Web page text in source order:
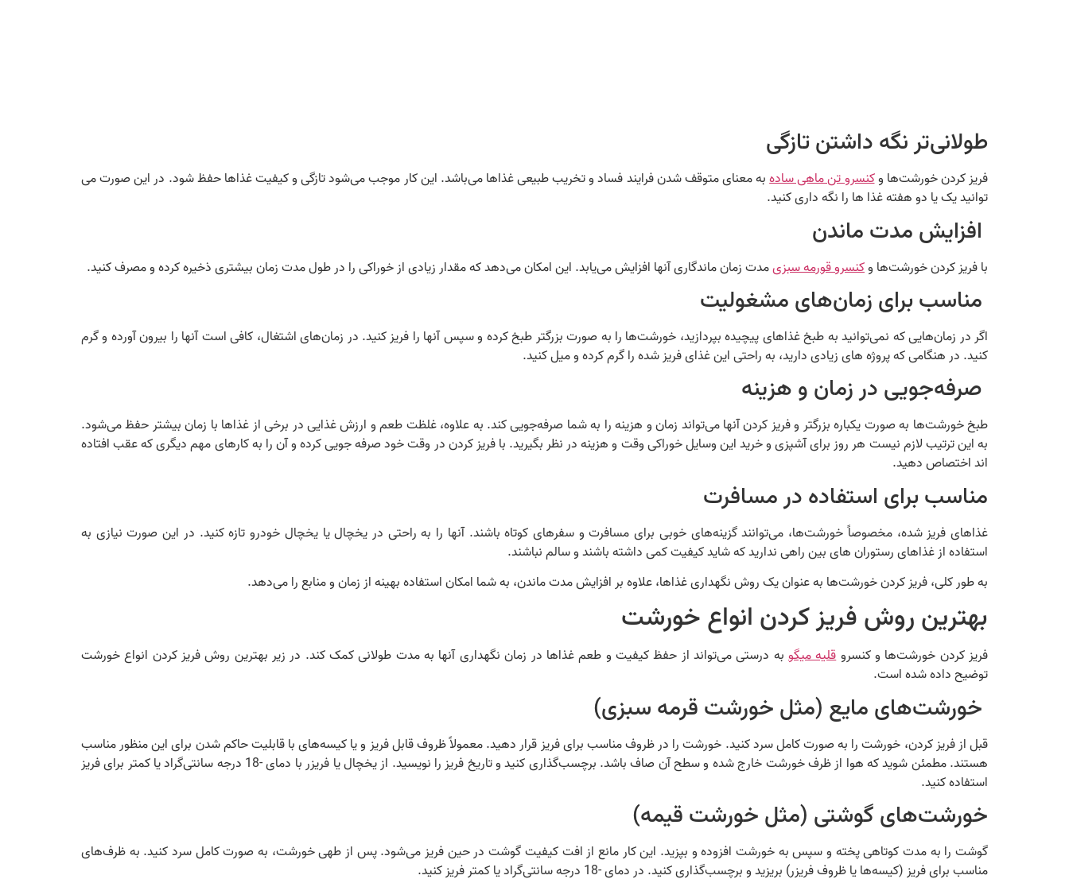
طولانی‌تر نگه داشتن تازگی
فریز کردن خورشت‌ها وکنسرو تن ماهی سادهبه معنای متوقف شدن فرایند فساد و تخریب طبیعی غذاها می‌باشد. این کار موجب می‌شود تازگی و کیفیت غذاها حفظ شود. در این صورت می
توانید یک یا دو هفته غذا ها را نگه داری کنید.
افزایش مدت ماندن
با فریز کردن خورشت‌ها وکنسرو قورمه سبزیمدت زمان ماندگاری آنها افزایش می‌یابد. این امکان می‌دهد که مقدار زیادی از خوراکی را در طول مدت زمان بیشتری ذخیره کرده و مصرف کنید.
مناسب برای زمان‌های مشغولیت
اگر در زمان‌هایی که نمی‌توانید به طبخ غذاهای پیچیده بپردازید، خورشت‌ها را به صورت بزرگتر طبخ کرده و سپس آنها را فریز کنید. در زمان‌های اشتغال، کافی است آنها را بیرون آورده و گرم
کنید. در هنگامی که پروژه های زیادی دارید، به راحتی این غذای فریز شده را گرم کرده و میل کنید.
صرفه‌جویی در زمان و هزینه
طبخ خورشت‌ها به صورت یکباره بزرگتر و فریز کردن آنها می‌تواند زمان و هزینه را به شما صرفه‌جویی کند. به علاوه، غلظت طعم و ارزش غذایی در برخی از غذاها با زمان بیشتر حفظ می‌شود.
به این ترتیب لازم نیست هر روز برای آشپزی و خرید این وسایل خوراکی وقت و هزینه در نظر بگیرید. با فریز کردن در وقت خود صرفه جویی کرده و آن را به کارهای مهم دیگری که عقب افتاده
اند اختصاص دهید.
مناسب برای استفاده در مسافرت
غذاهای فریز شده، مخصوصاً خورشت‌ها، می‌توانند گزینه‌های خوبی برای مسافرت و سفرهای کوتاه باشند. آنها را به راحتی در یخچال یا یخچال خودرو تازه کنید. در این صورت نیازی به
استفاده از غذاهای رستوران های بین راهی ندارید که شاید کیفیت کمی داشته باشند و سالم نباشند.
به طور کلی، فریز کردن خورشت‌ها به عنوان یک روش نگهداری غذاها، علاوه بر افزایش مدت ماندن، به شما امکان استفاده بهینه از زمان و منابع را می‌دهد.
بهترین روش فریز کردن انواع خورشت
فریز کردن خورشت‌ها و کنسروقلیه میگو به درستی می‌تواند از حفظ کیفیت و طعم غذاها در زمان نگهداری آنها به مدت طولانی کمک کند. در زیر بهترین روش فریز کردن انواع خورشت
توضیح داده شده است.
خورشت‌های مایع (مثل خورشت قرمه سبزی)
قبل از فریز کردن، خورشت را به صورت کامل سرد کنید. خورشت را در ظروف مناسب برای فریز قرار دهید. معمولاً ظروف قابل فریز و یا کیسه‌های با قابلیت حاکم شدن برای این منظور مناسب
هستند. مطمئن شوید که هوا از ظرف خورشت خارج شده و سطح آن صاف باشد. برچسب‌گذاری کنید و تاریخ فریز را نویسید. از یخچال یا فریزر با دمای -18 درجه سانتی‌گراد یا کمتر برای فریز
استفاده کنید.
خورشت‌های گوشتی (مثل خورشت قیمه)
گوشت را به مدت کوتاهی پخته و سپس به خورشت افزوده و بپزید. این کار مانع از افت کیفیت گوشت در حین فریز می‌شود. پس از طهی خورشت، به صورت کامل سرد کنید. به ظرف‌های
مناسب برای فریز (کیسه‌ها یا ظروف فریزر) بریزید و برچسب‌گذاری کنید. در دمای -18 درجه سانتی‌گراد یا کمتر فریز کنید.